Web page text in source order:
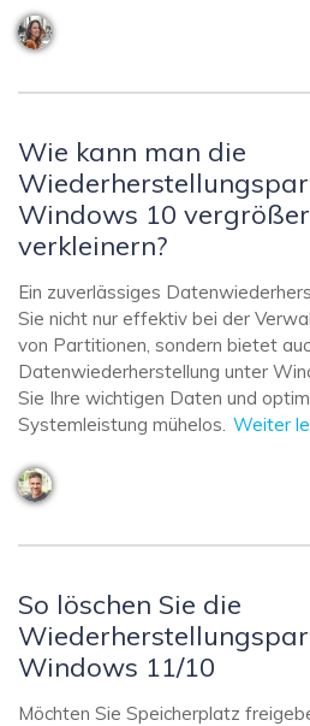
Wie kann man die
Windows 10
verkleinern?
Ein zuverlässiges
Sie nicht nur effektiv bei der
von Partitionen, sondern bietet
Datenwiederherstellung unter
Sie Ihre wichtigen Daten und
Systemleistung mühelos. Weiter
So löschen Sie die
Windows 11/10
Möchten Sie Speicherplatz